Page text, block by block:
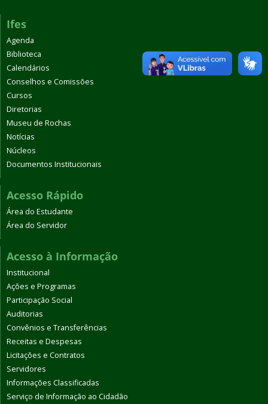
Ifes
Agenda
Biblioteca
Calendários
Conselhos e Comissões
Cursos
Diretorias
Museu de Rochas
Notícias
Núcleos
Documentos Institucionais
Acesso Rápido
Área do Estudante
Área do Servidor
Acesso à Informação
Institucional
Ações e Programas
Participação Social
Auditorias
Convênios e Transferências
Receitas e Despesas
Licitações e Contratos
Servidores
Informações Classificadas
Serviço de Informação ao Cidadão